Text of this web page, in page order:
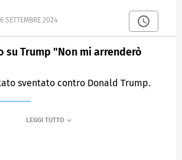
SETTEMBRE 2024
su Trump "Non mi arrenderò
sventato contro Donald Trump.